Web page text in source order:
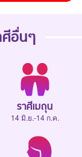
ศีอื่นๆ
ราศีเมถุน
14 มิ.ย.-14 ก.ค.